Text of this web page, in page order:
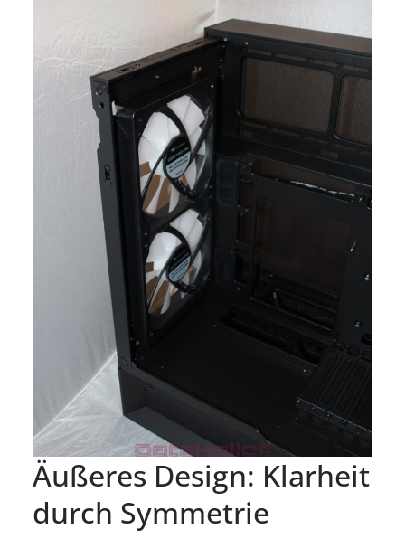
Äußeres Design: Klarheit
durch Symmetrie